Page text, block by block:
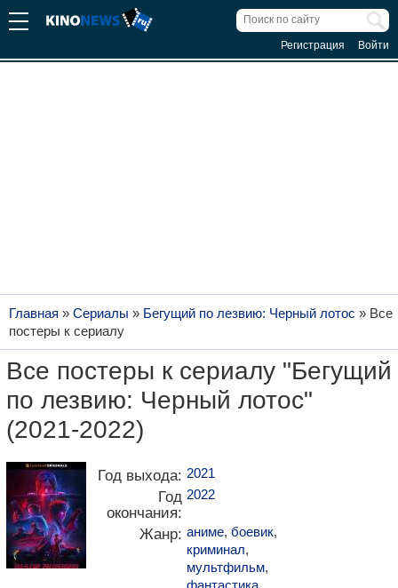
Регистрация Войти
Главная » Сериалы » Бегущий по лезвию: Черный лотос » Все
постеры к сериалу
Все постеры к сериалу "Бегущий
по лезвию: Черный лотос"
(2021-2022)
Год выхода: 2021
Год
окончания:
2022
Жанр: аниме, боевик,
криминал,
мультфильм,
фантастика